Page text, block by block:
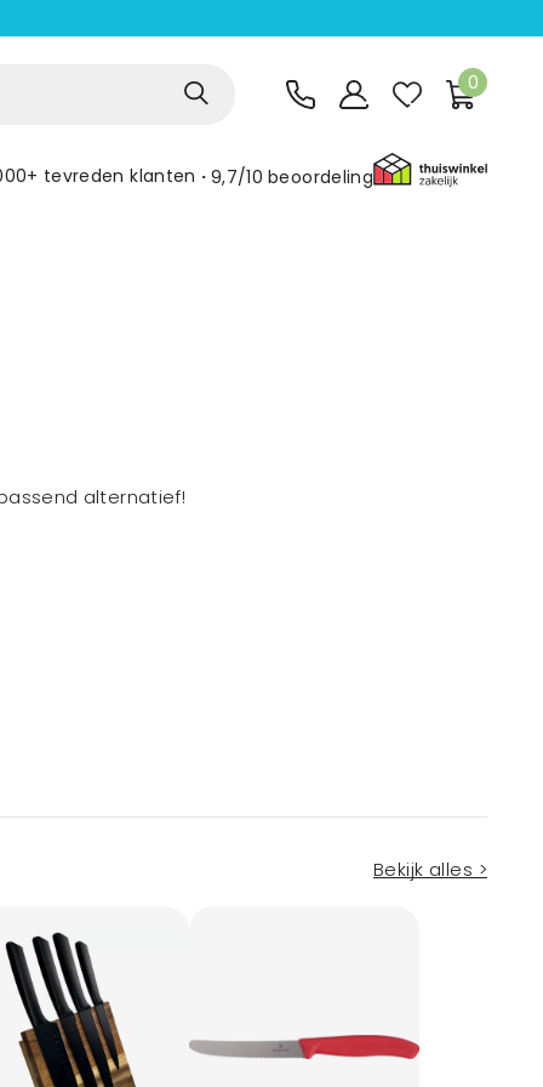
0
tevreden klanten 9,7/10 beoordeling
alternatief!
Bekijk alles >